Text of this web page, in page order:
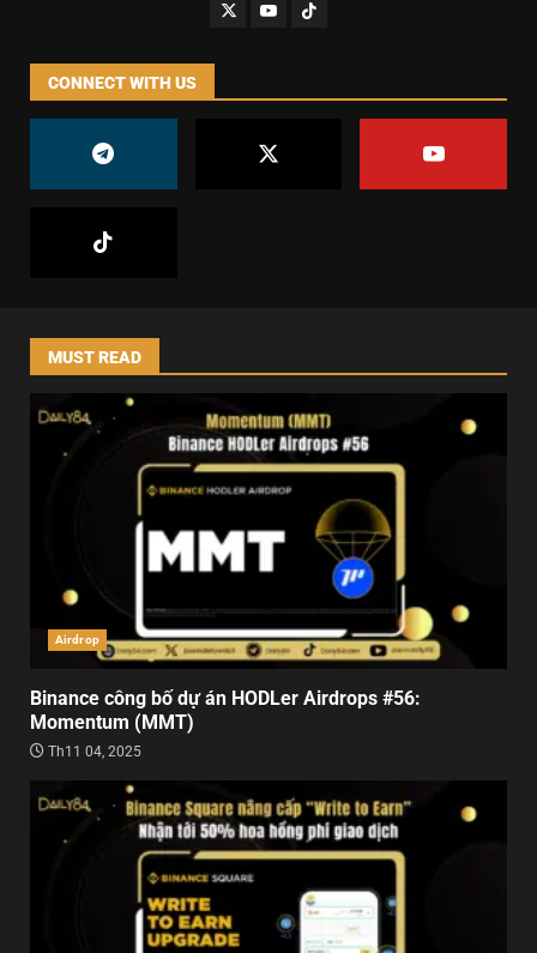
CONNECT WITH US
MUST READ
Airdrop
Binance công bố dự án HODLer Airdrops #56:
Momentum (MMT)
Th11 04, 2025